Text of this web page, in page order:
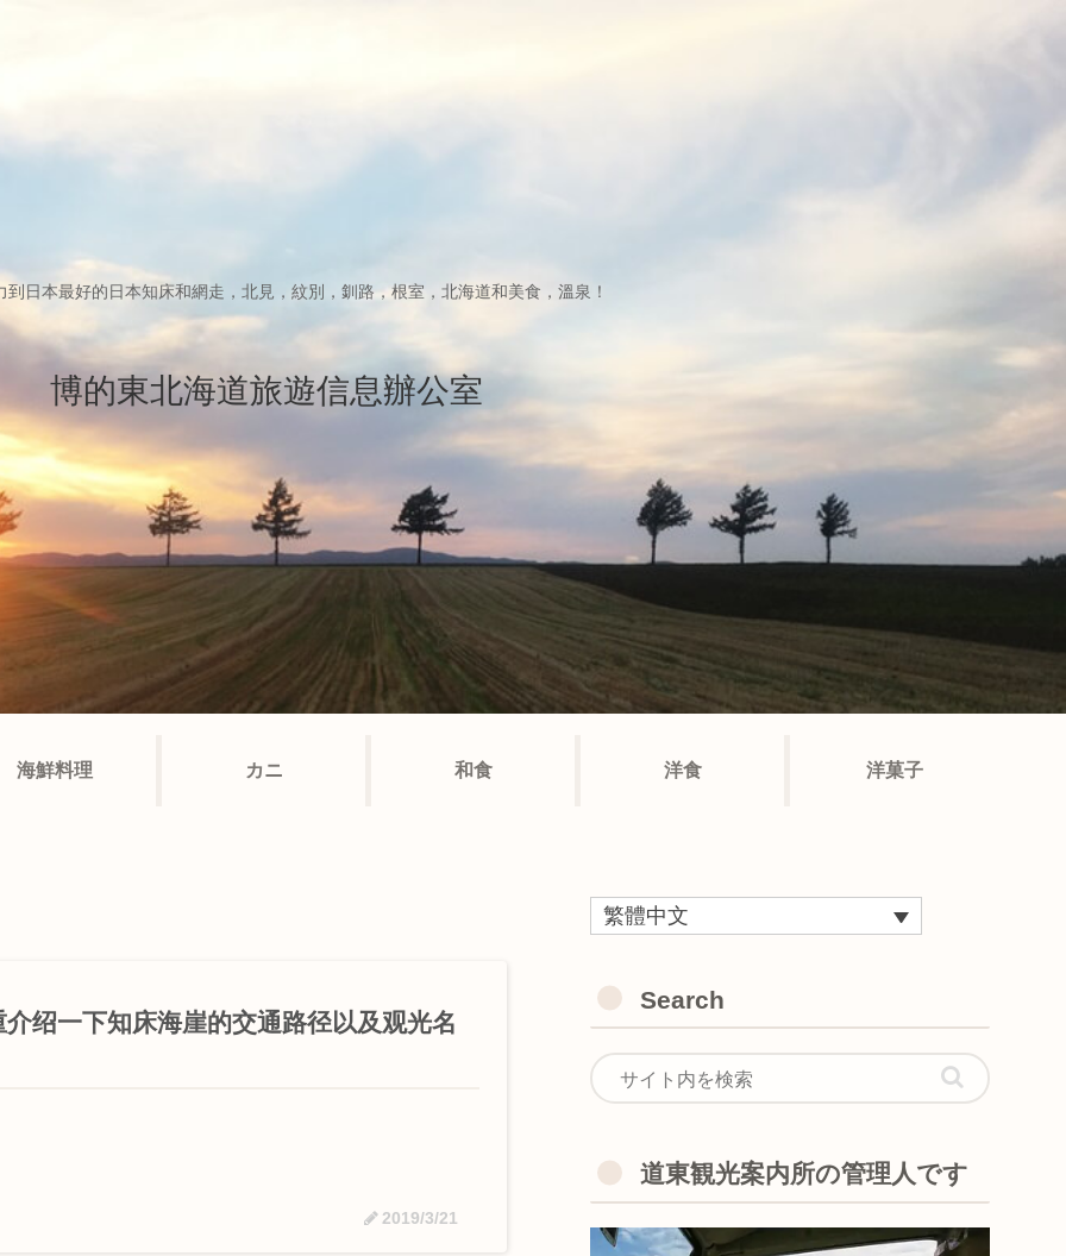
到日本最好的日本知床和網走，北見，紋別，釧路，根室，北海道和美食，溫泉！
博的東北海道旅遊信息辦公室
海鮮料理 カニ 和食 洋食 洋菓子
介绍一下知床海崖的交通路径以及观光名
2019/3/21
繁體中文
Search
道東観光案内所の管理人です